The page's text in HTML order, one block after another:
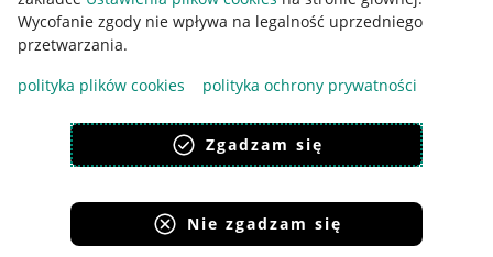
Wycofanie zgody nie wpływa na legalność uprzedniego
przetwarzania.
polityka plików cookies
polityka ochrony prywatności
Zgadzam się
Nie zgadzam się
Korzystanie z serwisu oznacza akceptacjęregulaminu